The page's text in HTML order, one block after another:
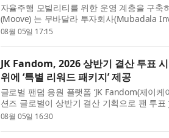
자율주행 모빌리티를 위한 운영 계층을 구축
(Moove) 는 무바달라 투자회사(Mubadala
토요타(Toyota)의 성장 펀드인 우븐 캐피털
08월 05일 17:15
JK Fandom, 2026 상반기 결산 투표
위에 ‘특별 리워드 패키지’ 제공
글로벌 팬덤 응원 플랫폼 ‘JK Fandom(제이
션즈 글로벌이 상반기 결산 기획으로 팬 투표
로트 스타는?’을 진행한다고 5일 밝혔다. 투
08월 05일 16:30